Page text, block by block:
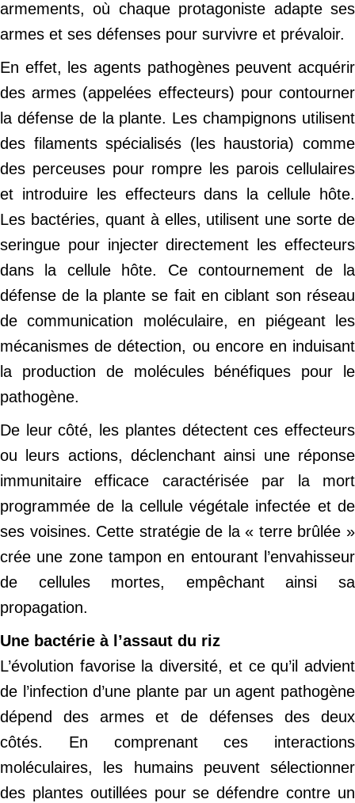
armements, où chaque protagoniste adapte ses
armes et ses défenses pour survivre et prévaloir.
En effet, les agents pathogènes peuvent acquérir
des armes (appelées effecteurs) pour contourner
la défense de la plante. Les champignons utilisent
des filaments spécialisés (les haustoria) comme
des perceuses pour rompre les parois cellulaires
et introduire les effecteurs dans la cellule hôte.
Les bactéries, quant à elles, utilisent une sorte de
seringue pour injecter directement les effecteurs
dans la cellule hôte. Ce contournement de la
défense de la plante se fait en ciblant son réseau
de communication moléculaire, en piégeant les
mécanismes de détection, ou encore en induisant
la production de molécules bénéfiques pour le
pathogène.
De leur côté, les plantes détectent ces effecteurs
ou leurs actions, déclenchant ainsi une réponse
immunitaire efficace caractérisée par la mort
programmée de la cellule végétale infectée et de
ses voisines. Cette stratégie de la « terre brûlée »
crée une zone tampon en entourant l’envahisseur
de cellules mortes, empêchant ainsi sa
propagation.
Une bactérie à l’assaut du riz
L’évolution favorise la diversité, et ce qu’il advient
de l’infection d’une plante par un agent pathogène
dépend des armes et de défenses des deux
côtés. En comprenant ces interactions
moléculaires, les humains peuvent sélectionner
des plantes outillées pour se défendre contre un